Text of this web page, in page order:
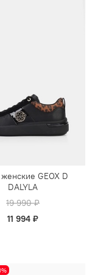
GEOX D
DALYLA
19 990 ₽
11 994 ₽